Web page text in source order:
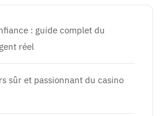
: guide complet du
réel
sûr et passionnant du casino